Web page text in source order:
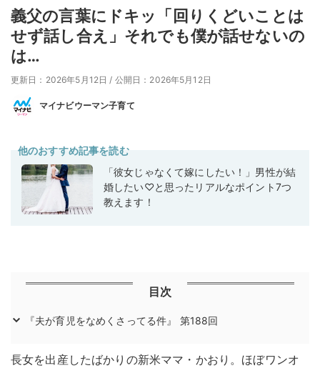
義父の言葉にドキッ「回りくどいことは
せず話し合え」それでも僕が話せないの
は…
更新日：2026年5月12日 / 公開日：2026年5月12日
マイナビウーマン子育て
他のおすすめ記事を読む
「彼女じゃなくて嫁にしたい！」男性が結
婚したい♡と思ったリアルなポイント7つ
教えます！
目次
『夫が育児をなめくさってる件』 第188回
長女を出産したばかりの新米ママ・かおり。ほぼワンオ